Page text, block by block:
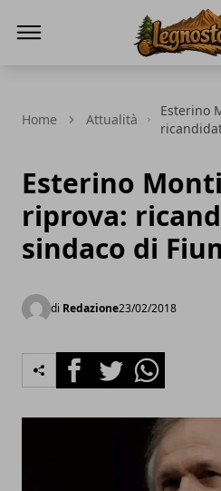
Home Attualità
Esterino
Esterino
riprova:
sindaco di
di Redazione23/02/2018
FacebookTwitterWhatsapp